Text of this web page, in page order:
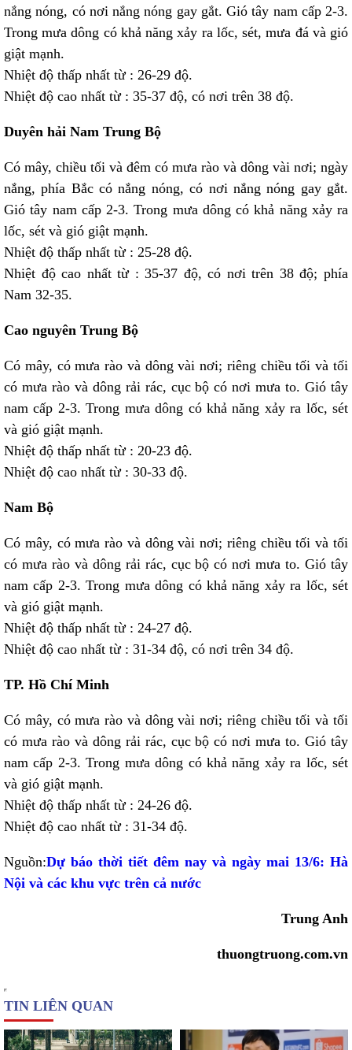
nắng nóng, có nơi nắng nóng gay gắt. Gió tây nam cấp 2-3.
Trong mưa dông có khả năng xảy ra lốc, sét, mưa đá và gió
giật mạnh.
Nhiệt độ thấp nhất từ : 26-29 độ.
Nhiệt độ cao nhất từ : 35-37 độ, có nơi trên 38 độ.
Duyên hải Nam Trung Bộ
Có mây, chiều tối và đêm có mưa rào và dông vài nơi; ngày
nắng, phía Bắc có nắng nóng, có nơi nắng nóng gay gắt.
Gió tây nam cấp 2-3. Trong mưa dông có khả năng xảy ra
lốc, sét và gió giật mạnh.
Nhiệt độ thấp nhất từ : 25-28 độ.
Nhiệt độ cao nhất từ : 35-37 độ, có nơi trên 38 độ; phía
Nam 32-35.
Cao nguyên Trung Bộ
Có mây, có mưa rào và dông vài nơi; riêng chiều tối và tối
có mưa rào và dông rải rác, cục bộ có nơi mưa to. Gió tây
nam cấp 2-3. Trong mưa dông có khả năng xảy ra lốc, sét
và gió giật mạnh.
Nhiệt độ thấp nhất từ : 20-23 độ.
Nhiệt độ cao nhất từ : 30-33 độ.
Nam Bộ
Có mây, có mưa rào và dông vài nơi; riêng chiều tối và tối
có mưa rào và dông rải rác, cục bộ có nơi mưa to. Gió tây
nam cấp 2-3. Trong mưa dông có khả năng xảy ra lốc, sét
và gió giật mạnh.
Nhiệt độ thấp nhất từ : 24-27 độ.
Nhiệt độ cao nhất từ : 31-34 độ, có nơi trên 34 độ.
TP. Hồ Chí Minh
Có mây, có mưa rào và dông vài nơi; riêng chiều tối và tối
có mưa rào và dông rải rác, cục bộ có nơi mưa to. Gió tây
nam cấp 2-3. Trong mưa dông có khả năng xảy ra lốc, sét
và gió giật mạnh.
Nhiệt độ thấp nhất từ : 24-26 độ.
Nhiệt độ cao nhất từ : 31-34 độ.
Nguồn:Dự báo thời tiết đêm nay và ngày mai 13/6: Hà
Nội và các khu vực trên cả nước
Trung Anh
thuongtruong.com.vn
TIN LIÊN QUAN